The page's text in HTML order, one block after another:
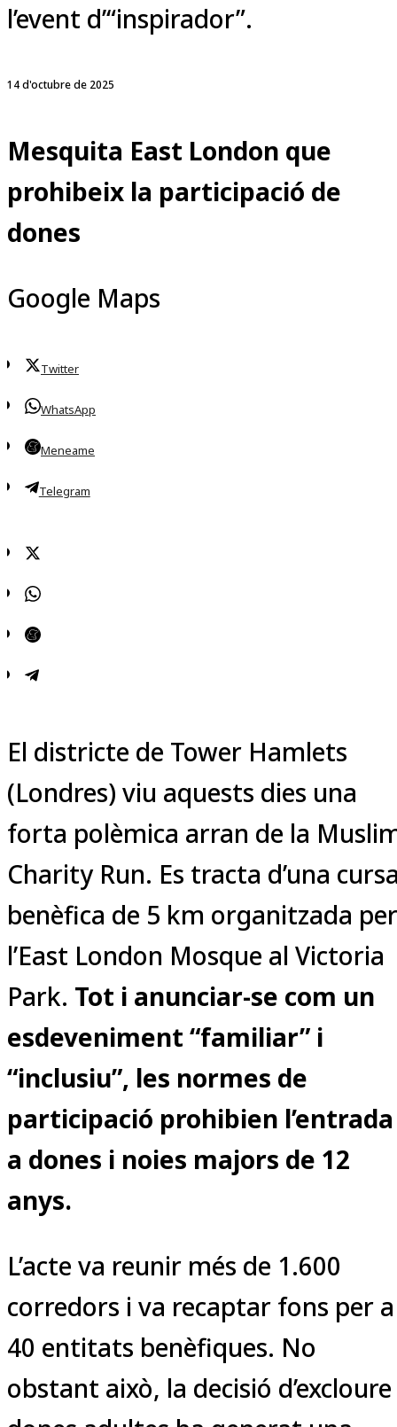
l’event d’“inspirador”.
14 d'octubre de 2025
Mesquita East London que
prohibeix la participació de
dones
Google Maps
Twitter
WhatsApp
Meneame
Telegram
El districte de Tower Hamlets
(Londres) viu aquests dies una
forta polèmica arran de la
Charity Run. Es tracta d’una
benèfica de 5 km organitzada per
l’East London Mosque al Victoria
Park. Tot i anunciar-se com un
esdeveniment “familiar” i
“inclusiu”, les normes de
participació prohibien l’entrada
a dones i noies majors de 12
anys.
L’acte va reunir més de 1.600
corredors i va recaptar fons per a
40 entitats benèfiques. No
obstant això, la decisió d’excloure